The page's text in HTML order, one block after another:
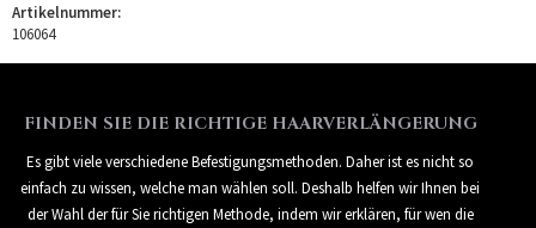
Artikelnummer:
106064
FINDEN SIE DIE RICHTIGE HAARVERLÄNGERUNG
Es gibt viele verschiedene Befestigungsmethoden. Daher ist es nicht so
einfach zu wissen, welche man wählen soll. Deshalb helfen wir Ihnen bei
der Wahl der für Sie richtigen Methode, indem wir erklären, für wen die